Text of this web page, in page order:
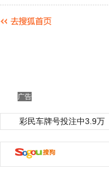
广告
彩民车牌号投注中3.9万